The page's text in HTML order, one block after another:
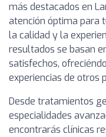
más destacados en
atención óptima para
la calidad y la
resultados se basan
satisfechos,
experiencias de otros
Desde tratamientos
especialidades
encontrarás clínicas